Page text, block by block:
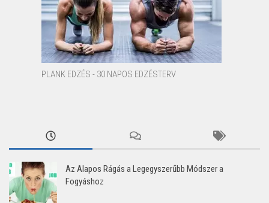
PLANK EDZÉS - 30 NAPOS EDZÉSTERV
Az Alapos Rágás a Legegyszerűbb Módszer a
Fogyáshoz